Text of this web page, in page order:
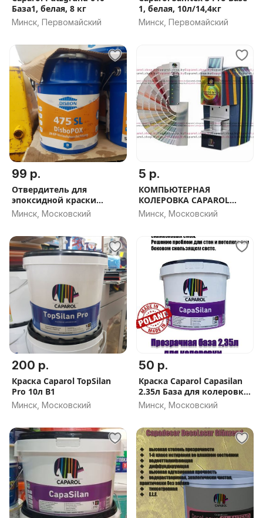
База1, белая, 8 кг
Минск, Первомайский
1, белая, 10л/14,4кг
Минск, Первомайский
99 р.
Отвердитель для
эпоксидной краски
Disbopox 475 SL
Минск, Московский
5 р.
КОМПЬЮТЕРНАЯ
КОЛЕРОВКА CAPAROL
COLOR EXSPRESS
Минск, Московский
200 р.
Краска Caparol TopSilan
Pro 10л B1
Минск, Московский
50 р.
Краска Caparol Capasilan
2.35л База для колеровки
в насыщенные цвета
(Польша)
Минск, Московский